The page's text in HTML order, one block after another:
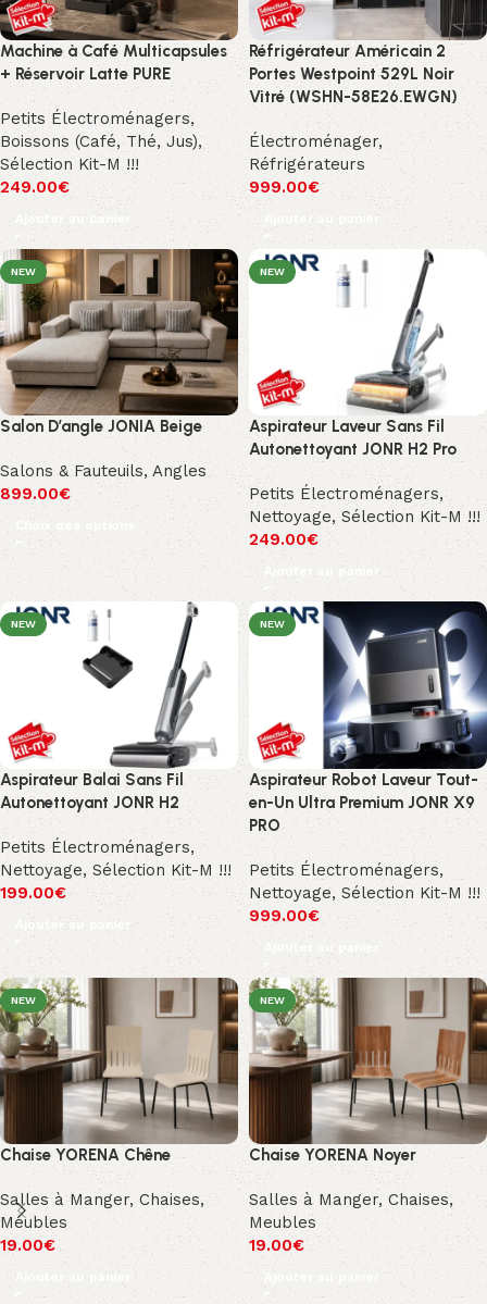
Machine à Café Multicapsules
+ Réservoir Latte PURE
Petits Électroménagers,
Boissons (Café, Thé, Jus),
Sélection Kit-M !!!
249.00€
Ajouter au panier
Réfrigérateur Américain 2
Portes Westpoint 529L Noir
Vitré (WSHN-58E26.EWGN)
Électroménager,
Réfrigérateurs
999.00€
Ajouter au panier
NEW
Salon D’angle JONIA Beige
Salons & Fauteuils, Angles
899.00€
Choix des options
NEW
Aspirateur Laveur Sans Fil
Autonettoyant JONR H2 Pro
Petits Électroménagers,
Nettoyage, Sélection Kit-M !!!
249.00€
Ajouter au panier
NEW
Aspirateur Balai Sans Fil
Autonettoyant JONR H2
Petits Électroménagers,
Nettoyage, Sélection Kit-M !!!
199.00€
Ajouter au panier
NEW
Aspirateur Robot Laveur Tout-
en-Un Ultra Premium JONR X9
PRO
Petits Électroménagers,
Nettoyage, Sélection Kit-M !!!
999.00€
Ajouter au panier
NEW
Chaise YORENA Chêne
Salles à Manger, Chaises,
Meubles
19.00€
Ajouter au panier
NEW
Chaise YORENA Noyer
Salles à Manger, Chaises,
Meubles
19.00€
Ajouter au panier